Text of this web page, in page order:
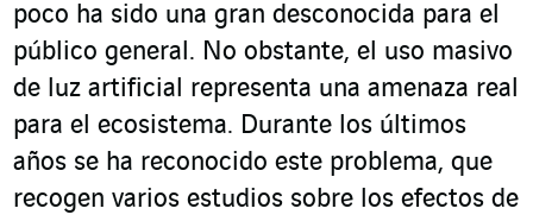
poco ha sido una gran desconocida para el
público general. No obstante, el uso masivo
de luz artificial representa una amenaza real
para el ecosistema. Durante los últimos
años se ha reconocido este problema, que
recogen varios estudios sobre los efectos de